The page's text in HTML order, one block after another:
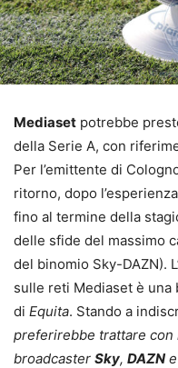
Mediaset potrebbe
della Serie A, con
Per l’emittente di
ritorno, dopo
fino al termine della
delle sfide del massimo
del binomio Sky-DAZN).
sulle reti Mediaset è una
di Equita. Stando a
preferirebbe trattare con
broadcaster Sky, DAZN e